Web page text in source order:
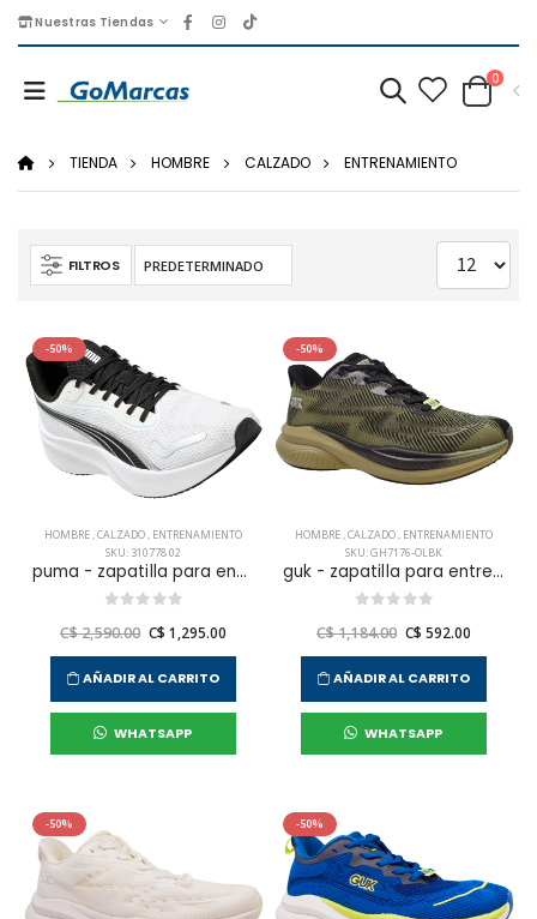
Nuestras Tiendas
0
TIENDA HOMBRE CALZADO ENTRENAMIENTO
FILTROS
-50%
HOMBRE,CALZADO, ENTRENAMIENTO
SKU: 310778 02
puma - zapatilla para entranamiento pounce lite para hombre
C$ 2,590.00 C$ 1,295.00
AÑADIR AL CARRITO
WHATSAPP
-50%
HOMBRE,CALZADO, ENTRENAMIENTO
SKU: GH7176-OLBK
guk - zapatilla para entrenar gh7176 para hombre
C$ 1,184.00 C$ 592.00
AÑADIR AL CARRITO
WHATSAPP
-50% -50%